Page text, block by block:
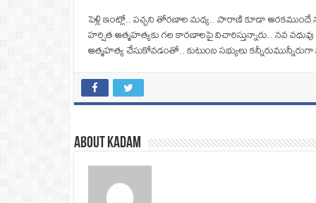
పెళ్లి ఇంట్లో.. పచ్చని తోరణాల మధ్య.. పారాణి కూడా ఆరకముందే
హర్షిత ఆత్మహత్యకు గల కారణాలపై విచారిస్తున్నారు.. నవ
ఆత్మహత్య చేసుకోవడంతో.. కుటుంబ సభ్యులు కన్నీరుమున్నీరుగా
About Kadam